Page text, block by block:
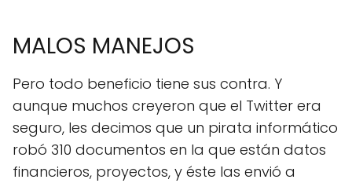
MALOS MANEJOS
Pero todo beneficio tiene sus contra. Y
aunque muchos creyeron que el Twitter era
seguro, les decimos que un pirata informático
robó 310 documentos en la que están datos
financieros, proyectos, y éste las envió a